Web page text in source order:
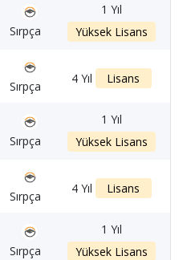
Sırpça
1 Yıl
Yüksek Lisans
Sırpça
4 Yıl Lisans
Sırpça
1 Yıl
Yüksek Lisans
Sırpça
4 Yıl Lisans
Sırpça
1 Yıl
Yüksek Lisans